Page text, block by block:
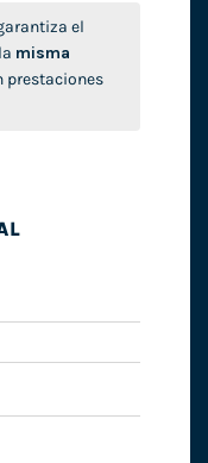
el
misma
prestaciones